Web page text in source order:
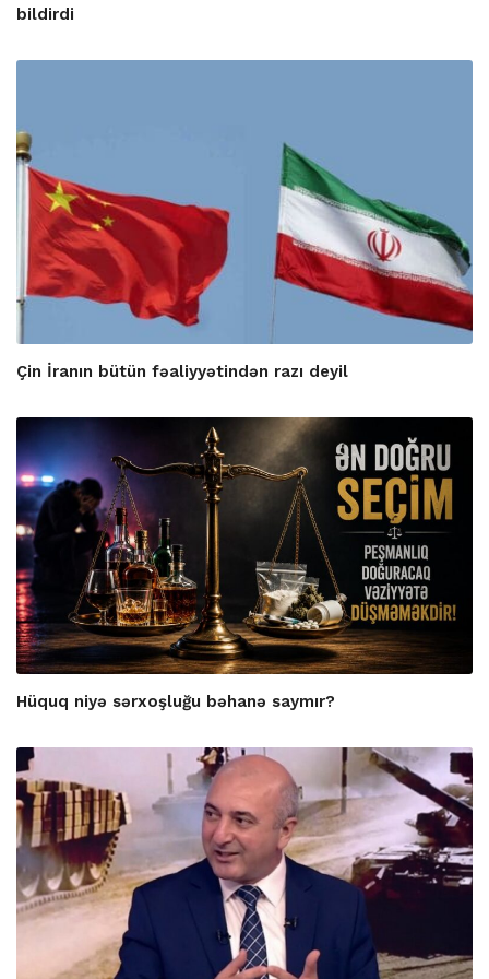
bildirdi
Çin İranın bütün fəaliyyətindən razı deyil
Hüquq niyə sərxoşluğu bəhanə saymır?